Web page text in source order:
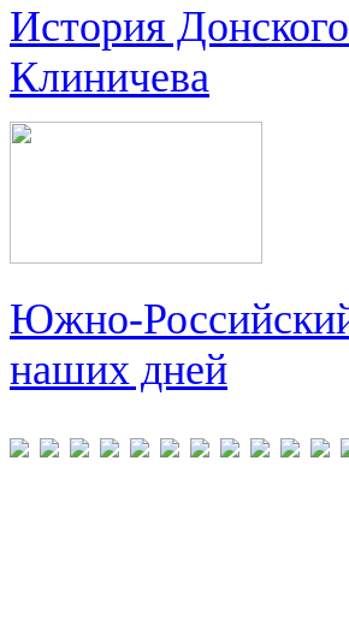
История
Клиничева
Южно-
наших дней